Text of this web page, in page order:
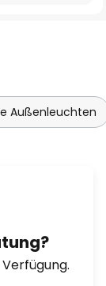
Außenleuchten